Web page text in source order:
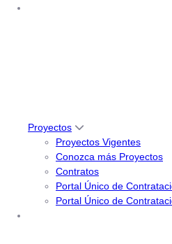
Proyectos
Proyectos Vigentes
Conozca más Proyectos
Contratos
Portal Único de
Portal Único de